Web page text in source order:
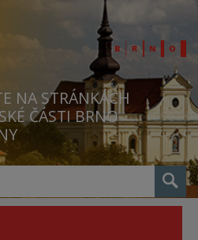
NA STRÁNKÁCH
ČÁSTI BRNO